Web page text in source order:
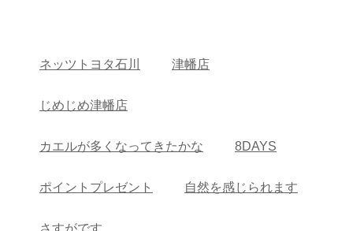
ネッツトヨタ石川 津幡店
じめじめ津幡店
カエルが多くなってきたかな 8DAYS
ポイントプレゼント 自然を感じられます
さすがです